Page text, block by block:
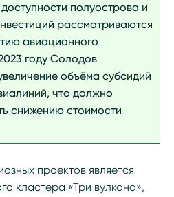
полуострова и
рассматриваются
авиационного
году Солодов
объёма субсидий
что должно
снижению стоимости
проектов является
кластера «Три вулкана»,